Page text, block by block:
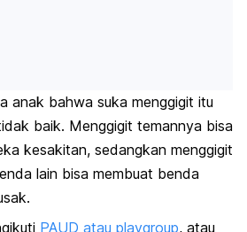
anak bahwa suka menggigit itu
baik. Menggigit temannya bisa
kesakitan, sedangkan menggigit
lain bisa membuat benda
PAUD atau playgroup, atau